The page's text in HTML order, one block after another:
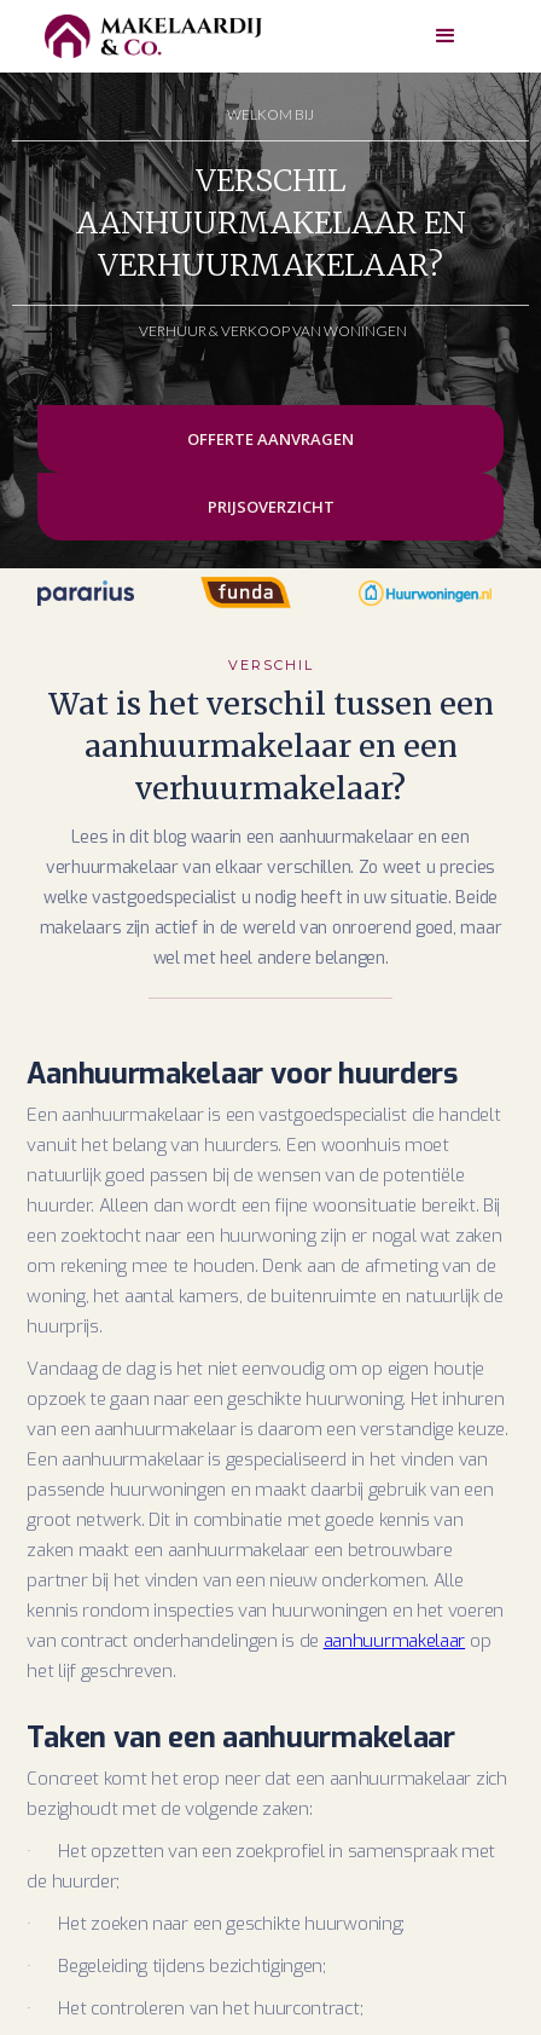
WELKOM BIJ
VERSCHIL
AANHUURMAKELAAR EN
VERHUURMAKELAAR?
VERHUUR & VERKOOP VAN WONINGEN
OFFERTE AANVRAGEN
PRIJSOVERZICHT
VERSCHIL
Wat is het verschil tussen een
aanhuurmakelaar en een
verhuurmakelaar?
Lees in dit blog waarin een aanhuurmakelaar en een
verhuurmakelaar van elkaar verschillen. Zo weet u precies
welke vastgoedspecialist u nodig heeft in uw situatie. Beide
makelaars zijn actief in de wereld van onroerend goed, maar
wel met heel andere belangen.
Aanhuurmakelaar voor huurders
Een aanhuurmakelaar is een vastgoedspecialist die handelt
vanuit het belang van huurders. Een woonhuis moet
natuurlijk goed passen bij de wensen van de potentiële
huurder. Alleen dan wordt een fijne woonsituatie bereikt. Bij
een zoektocht naar een huurwoning zijn er nogal wat zaken
om rekening mee te houden. Denk aan de afmeting van de
woning, het aantal kamers, de buitenruimte en natuurlijk de
huurprijs.
Vandaag de dag is het niet eenvoudig om op eigen houtje
opzoek te gaan naar een geschikte huurwoning. Het inhuren
van een aanhuurmakelaar is daarom een verstandige keuze.
Een aanhuurmakelaar is gespecialiseerd in het vinden van
passende huurwoningen en maakt daarbij gebruik van een
groot netwerk. Dit in combinatie met goede kennis van
zaken maakt een aanhuurmakelaar een betrouwbare
partner bij het vinden van een nieuw onderkomen. Alle
kennis rondom inspecties van huurwoningen en het voeren
van contract onderhandelingen is de aanhuurmakelaar op
het lijf geschreven.
Taken van een aanhuurmakelaar
Concreet komt het erop neer dat een aanhuurmakelaar zich
bezighoudt met de volgende zaken:
· Het opzetten van een zoekprofiel in samenspraak met
de huurder;
· Het zoeken naar een geschikte huurwoning;
· Begeleiding tijdens bezichtigingen;
· Het controleren van het huurcontract;